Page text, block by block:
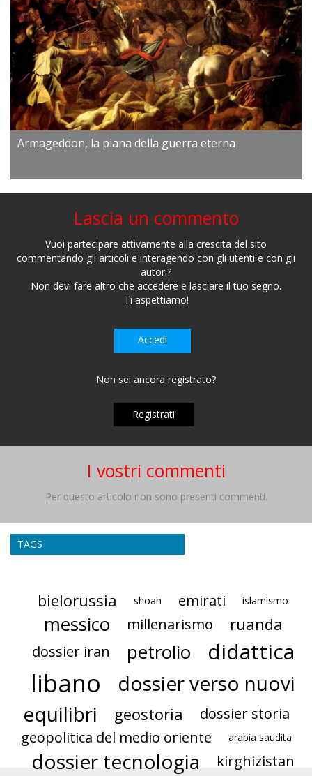
Armageddon, la piana della guerra eterna
Lascia un commento
Vuoi partecipare attivamente alla crescita del sito
commentando gli articoli e interagendo con gli utenti e con gli
autori?
Non devi fare altro che accedere e lasciare il tuo segno.
Ti aspettiamo!
Accedi
Non sei ancora registrato?
Registrati
I vostri commenti
Per questo articolo non sono presenti commenti.
TAGS
bielorussia shoah emirati islamismo
messico millenarismo ruanda
dossier iran petrolio didattica
libano
dossier verso nuovi
equilibri
geostoria
dossier storia
geopolitica del medio oriente
arabia saudita
dossier tecnologia kirghizistan